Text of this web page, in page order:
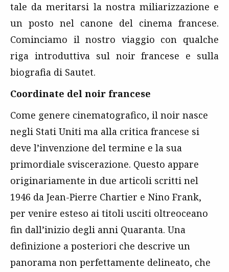
tale da meritarsi la nostra miliarizzazione e
un posto nel canone del cinema francese.
Cominciamo il nostro viaggio con qualche
riga introduttiva sul noir francese e sulla
biografia di Sautet.
Coordinate del noir francese
Come genere cinematografico, il noir nasce
negli Stati Uniti ma alla critica francese si
deve l’invenzione del termine e la sua
primordiale sviscerazione. Questo appare
originariamente in due articoli scritti nel
1946 da Jean-Pierre Chartier e Nino Frank,
per venire esteso ai titoli usciti oltreoceano
fin dall’inizio degli anni Quaranta. Una
definizione a posteriori che descrive un
panorama non perfettamente delineato, che